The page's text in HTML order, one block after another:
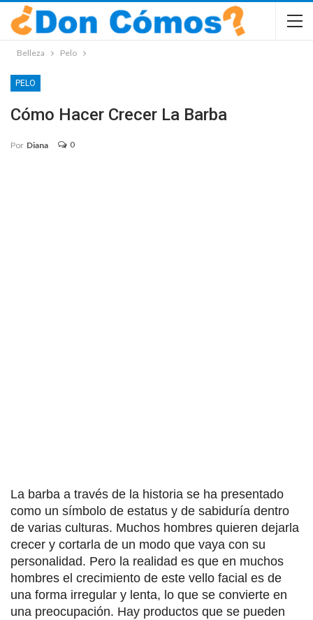
Belleza Pelo
PELO
Cómo Hacer Crecer La Barba
Por Diana 0
La barba a través de la historia se ha presentado
como un símbolo de estatus y de sabiduría dentro
de varias culturas. Muchos hombres quieren dejarla
crecer y cortarla de un modo que vaya con su
personalidad. Pero la realidad es que en muchos
hombres el crecimiento de este vello facial es de
una forma irregular y lenta, lo que se convierte en
una preocupación. Hay productos que se pueden